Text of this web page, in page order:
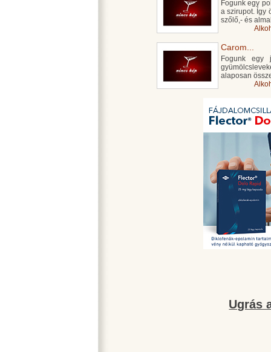
Fogunk egy
a szirupot. Így
szőlő,- és
Carom...
Fogunk egy
alaposan
Ugrás